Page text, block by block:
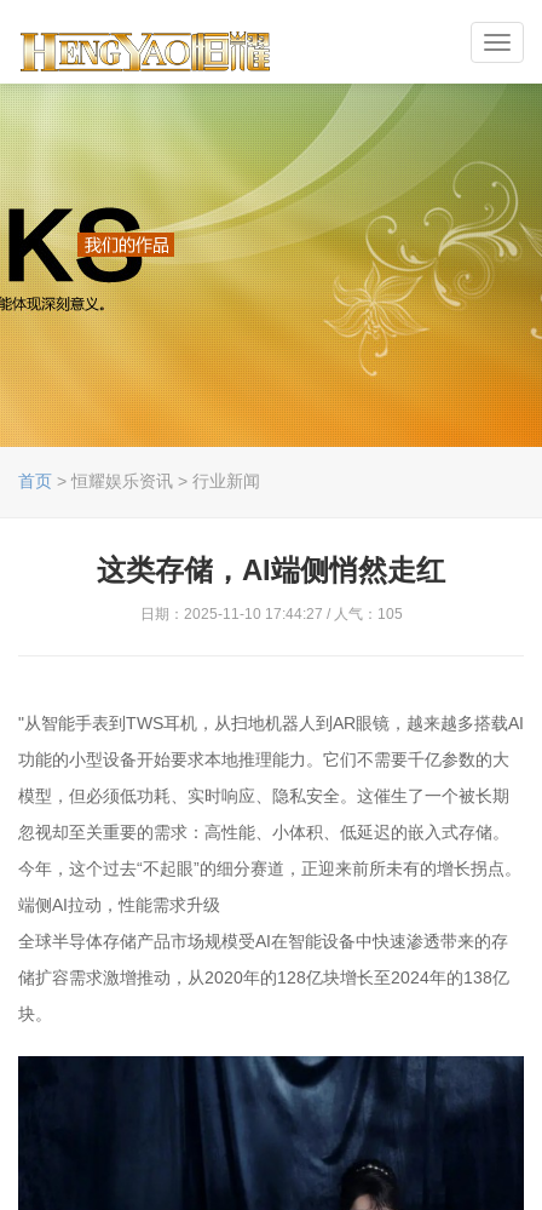
首页 > 恒耀娱乐资讯 > 行业新闻
这类存储，AI端侧悄然走红
日期：2025-11-10 17:44:27 / 人气：105
"从智能手表到TWS耳机，从扫地机器人到AR眼镜，越来越多搭载AI
功能的小型设备开始要求本地推理能力。它们不需要千亿参数的大
模型，但必须低功耗、实时响应、隐私安全。这催生了一个被长期
忽视却至关重要的需求：高性能、小体积、低延迟的嵌入式存储。
今年，这个过去“不起眼”的细分赛道，正迎来前所未有的增长拐点。
端侧AI拉动，性能需求升级
全球半导体存储产品市场规模受AI在智能设备中快速渗透带来的存
储扩容需求激增推动，从2020年的128亿块增长至2024年的138亿
块。